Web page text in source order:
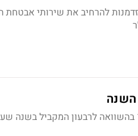
להרחיב את שירותי אבטחת
הכנסות החברה הסתכמו בכ-57 מיליון דולר, עלייה של 12% בהשוואה לרבעון המקביל